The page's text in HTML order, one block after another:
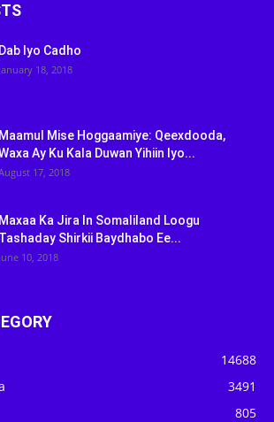
Dab Iyo Cadho
January 18, 2018
Maamul Mise Hoggaamiye: Qeexdooda,
Ay Ku Kala Duwan Yihiin Iyo...
17, 2018
Maxaa Ka Jira In Somaliland Loogu
Tashaday Shirkii Baydhabo Ee...
June 10, 2018
14688
3491
805